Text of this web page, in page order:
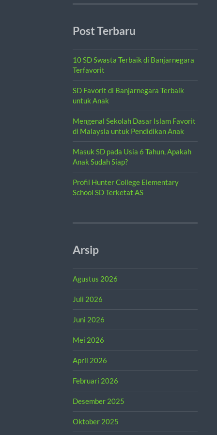
Post Terbaru
10 SD Swasta Terbaik di Banjarnegara
Terfavorit
SD Favorit di Banjarnegara Terbaik
untuk Anak
Mengenal Sekolah Dasar Islam Favorit
di Malaysia untuk Pendidikan Anak
Masuk SD pada Usia 6 Tahun, Apakah
Anak Sudah Siap?
Profil Hunter College Elementary
School SD Terketat AS
Arsip
Agustus 2026
Juli 2026
Juni 2026
Mei 2026
April 2026
Februari 2026
Desember 2025
Oktober 2025